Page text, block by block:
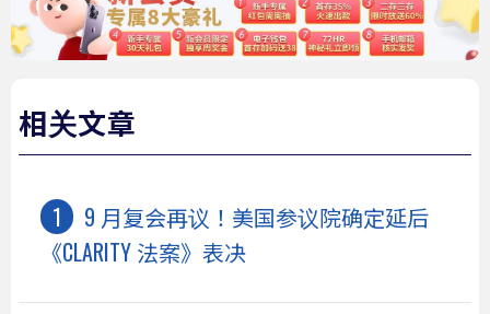
相关文章
9 月复会再议！美国参议院确定延后
《CLARITY 法案》表决